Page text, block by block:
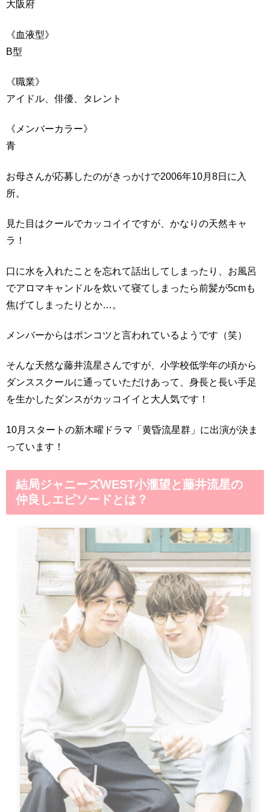
大阪府
《血液型》
B型
《職業》
アイドル、俳優、タレント
《メンバーカラー》
青
お母さんが応募したのがきっかけで2006年10月8日に入
所。
見た目はクールでカッコイイですが、かなりの天然キャ
ラ！
口に水を入れたことを忘れて話出してしまったり、お風呂
でアロマキャンドルを炊いて寝てしまったら前髪が5cmも
焦げてしまったりとか…。
メンバーからはポンコツと言われているようです（笑）
そんな天然な藤井流星さんですが、小学校低学年の頃から
ダンススクールに通っていただけあって、身長と長い手足
を生かしたダンスがカッコイイと大人気です！
10月スタートの新木曜ドラマ「黄昏流星群」に出演が決ま
っています！
結局ジャニーズWEST小瀧望と藤井流星の
仲良しエピソードとは？